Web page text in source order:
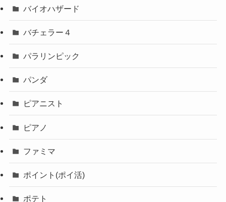
バイオハザード
バチェラー４
パラリンピック
パンダ
ピアニスト
ピアノ
ファミマ
ポイント(ポイ活)
ポテト